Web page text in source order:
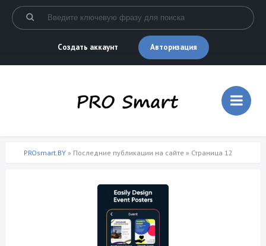
Создать аккаунт Авторизация
PROsmart.BY » Последние публикации на сайте » Страница 12